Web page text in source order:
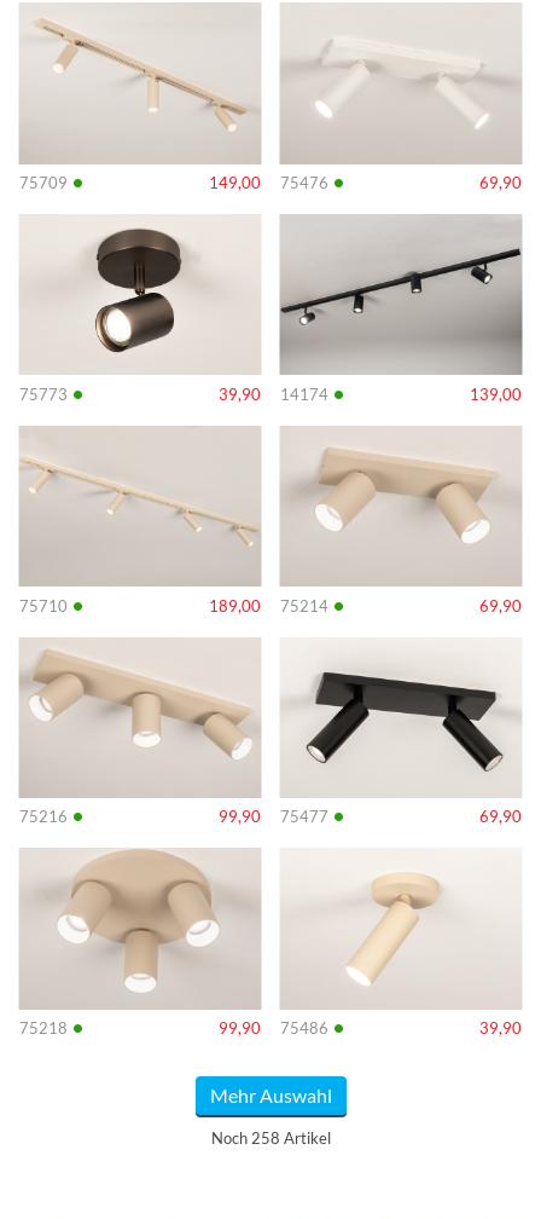
75709 • 149,00
Info
75476 • 69,90
Info
75773 • 39,90
Info
14174 • 139,00
Info
75710 • 189,00
Info
75214 • 69,90
Info
75216 • 99,90
Info
75477 • 69,90
75218 • 99,90
Info
75486 • 39,90
Mehr Auswahl
Noch 258 Artikel